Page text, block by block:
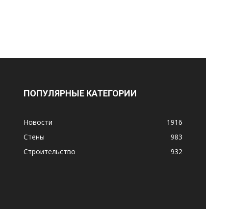
ПОПУЛЯРНЫЕ КАТЕГОРИИ
Новости
1916
Стены
983
Строительство
932